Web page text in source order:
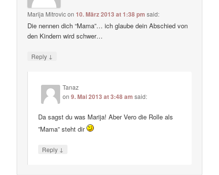
Marija Mitrovicon10. März 2013 at 1:38 pm said:
Die nennen dich “Mama”… ich glaube dein Abschied von
den Kindern wird schwer…
Reply ↓
Tanaz
on9. Mai 2013 at 3:48 am said:
Da sagst du was Marija! Aber Vero die Rolle als
”Mama” steht dir
Reply ↓